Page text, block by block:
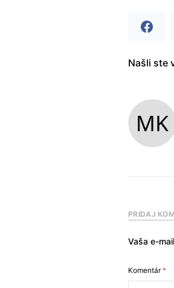
Našli ste
PRIDAJ
Vaša e-
Komentár*